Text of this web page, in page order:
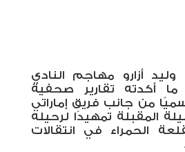
وليد أزارو مهاجم النادي
أكدته تقارير صحفية
من جانب فريق إماراتي
المقبلة تمهيدًا لرحيله
الحمراء في انتقالات